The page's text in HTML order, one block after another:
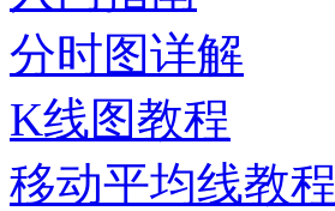
分时图详解
K线图教程
移动平均线教程